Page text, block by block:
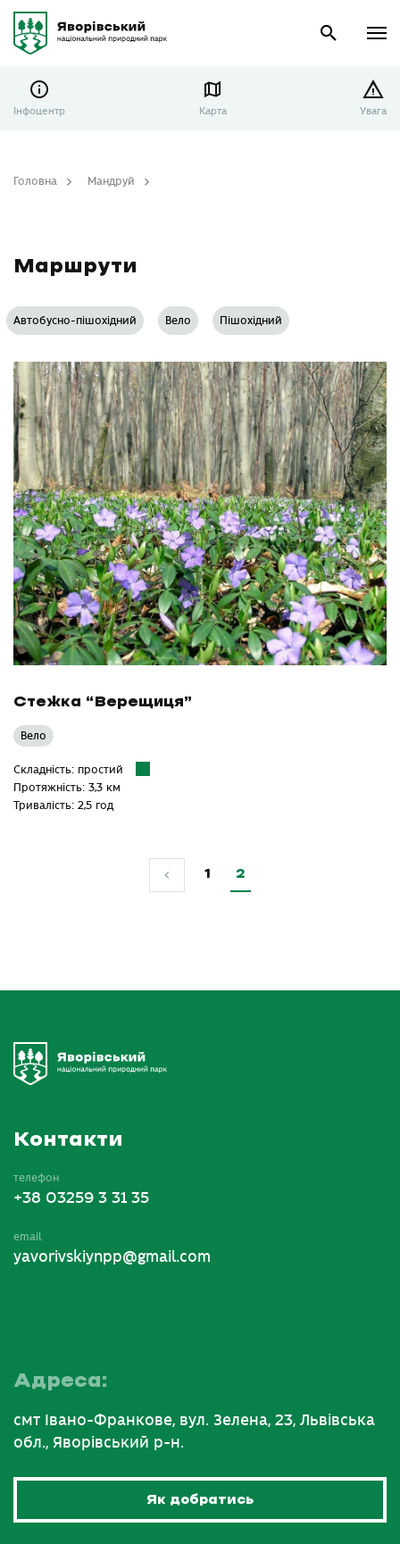
Інфоцентр Карта Увага
Головна Мандруй
Маршрути
Автобусно-пішохідний Вело Пішохідний
Стежка “Верещиця”
Вело
Складність: простий
Протяжність: 3,3 км
Тривалість: 2,5 год
1 2
Контакти
телефон
+38 03259 3 31 35
email
yavorivskiynpp@gmail.com
Адреса:
смт Івано-Франкове, вул. Зелена, 23, Львівська
обл., Яворівський р-н.
Як добратись